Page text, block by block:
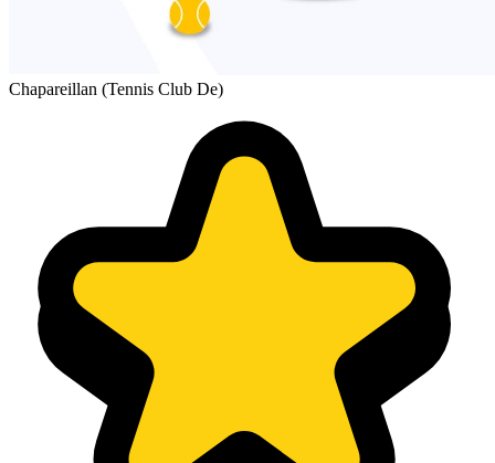
Chapareillan (Tennis Club De)